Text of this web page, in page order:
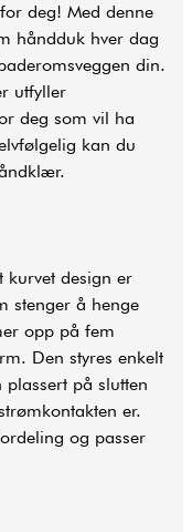
deg! Med denne
håndduk hver dag
din.
utfyller
deg som vil ha
kan du
kurvet design er
stenger å henge
opp på fem
Den styres enkelt
på slutten
er.
og passer